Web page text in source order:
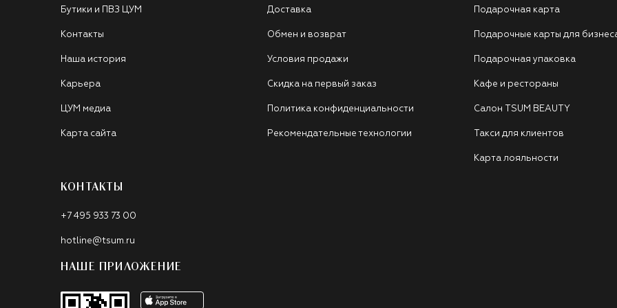
Бутики и ПВЗ ЦУМ
Контакты
Наша история
Карьера
ЦУМ медиа
Карта сайта
Доставка
Обмен и возврат
Условия продажи
Скидка на первый заказ
Политика конфиденциальности
Рекомендательные технологии
Подарочная карта
Подарочные карты для
Подарочная упаковка
Кафе и рестораны
Салон TSUM BEAUTY
Такси для клиентов
Карта лояльности
КОНТАКТЫ
+7 495 933 73 00
hotline@tsum.ru
НАШЕ ПРИЛОЖЕНИЕ